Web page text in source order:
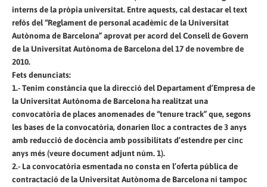
interns de la pròpia universitat. Entre aquests, cal destacar el text
refós del “Reglament de personal acadèmic de la Universitat
Autònoma de Barcelona” aprovat per acord del Consell de Govern
de la Universitat Autònoma de Barcelona del 17 de novembre de
2010.
Fets denunciats:
1.- Tenim constància que la direcció del Departament d’Empresa de
la Universitat Autònoma de Barcelona ha realitzat una
convocatòria de places anomenades de “tenure track” que, segons
les bases de la convocatòria, donarien lloc a contractes de 3 anys
amb reducció de docència amb possibilitats d’estendre per cinc
anys més (veure document adjunt núm. 1).
2.- La convocatòria esmentada no consta en l’oferta pública de
contractació de la Universitat Autònoma de Barcelona ni tampoc